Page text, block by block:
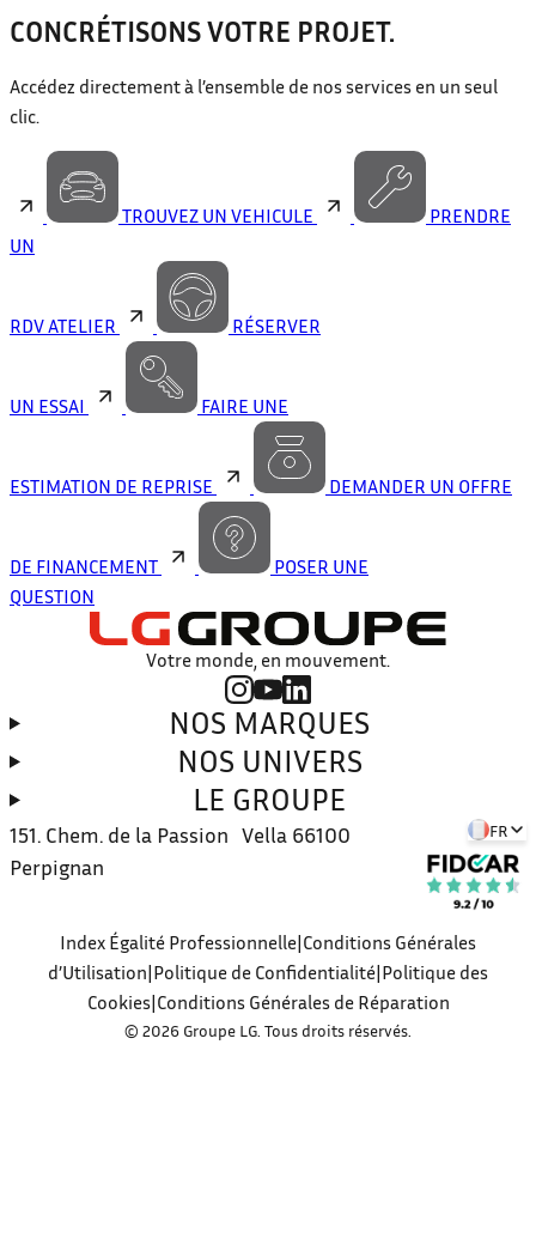
CONCRÉTISONS VOTRE PROJET.
Accédez directement à l’ensemble de nos services en un seul
clic.
TROUVEZ UN VEHICULE
PRENDRE
UN
RDV ATELIER RÉSERVER
UN ESSAI FAIRE UNE
ESTIMATION DE REPRISE DEMANDER UN OFFRE
DE FINANCEMENT
POSER UNE
QUESTION
Votre monde, en mouvement.
NOS MARQUES
NOS UNIVERS
LE GROUPE
151. Chem. de la Passion Vella 66100
Perpignan
FR
Index Égalité Professionnelle Conditions Générales
d’Utilisation Politique de Confidentialité Politique des
Cookies Conditions Générales de Réparation
© 2026 Groupe LG. Tous droits réservés.